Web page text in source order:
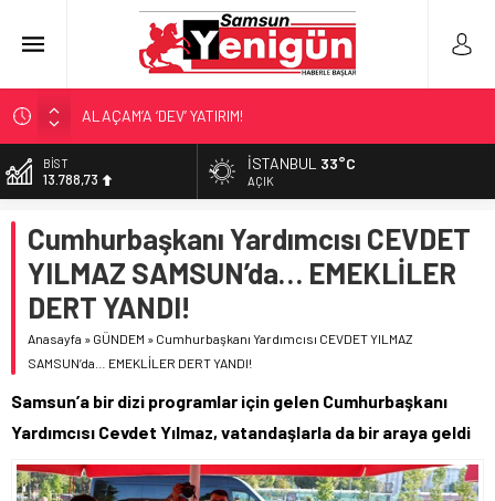
ALAÇAM’A ‘DEV’ YATIRIM!
RAPÇİ KESKİN GÖZALTINDA!
‘HER PROJE GELECEĞE MİRAS!’
SAMSUNSPOR’DA TRANSFER!
DOLAR
47,5954
55,0690
ALTIN
6.525,39
13.788,73
İSTANBUL 33°C
AÇIK
Cumhurbaşkanı Yardımcısı CEVDET
YILMAZ SAMSUN’da… EMEKLİLER
DERT YANDI!
Anasayfa » GÜNDEM » Cumhurbaşkanı Yardımcısı CEVDET YILMAZ
SAMSUN’da… EMEKLİLER DERT YANDI!
Samsun’a bir dizi programlar için gelen Cumhurbaşkanı
Yardımcısı Cevdet Yılmaz, vatandaşlarla da bir araya geldi